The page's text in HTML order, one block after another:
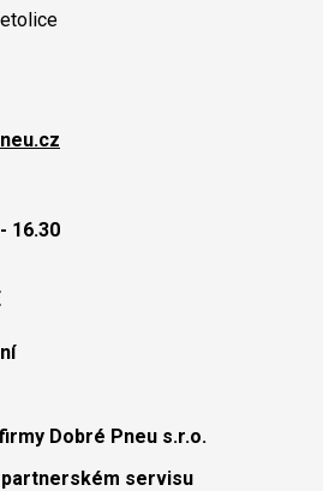
16.30
Dobré Pneu s.r.o.
servisu